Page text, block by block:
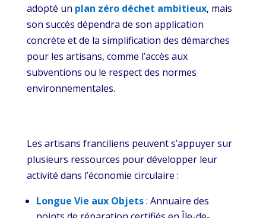
adopté un plan zéro déchet ambitieux, mais
son succès dépendra de son application
concrète et de la simplification des démarches
pour les artisans, comme l’accès aux
subventions ou le respect des normes
environnementales.
Les artisans franciliens peuvent s’appuyer sur
plusieurs ressources pour développer leur
activité dans l’économie circulaire :
Longue Vie aux Objets: Annuaire des